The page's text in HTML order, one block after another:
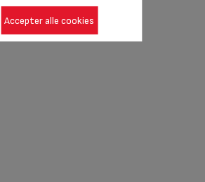
Accepter alle cookies